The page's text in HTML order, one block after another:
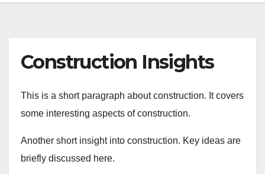
Construction Insights
This is a short paragraph about construction. It covers
some interesting aspects of construction.
Another short insight into construction. Key ideas are
briefly discussed here.